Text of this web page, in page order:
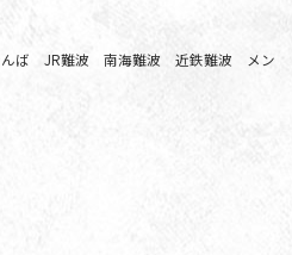
ば JR難波 南海難波 近鉄難波 メン